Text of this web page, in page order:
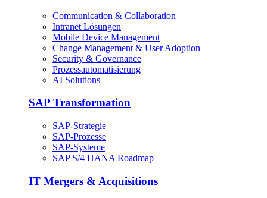
Communication & Collaboration
Intranet Lösungen
Mobile Device Management
Change Management & User Adoption
Security & Governance
Prozessautomatisierung
AI Solutions
SAP Transformation
SAP-Strategie
SAP-Prozesse
SAP-Systeme
SAP S/4 HANA Roadmap
IT Mergers & Acquisitions